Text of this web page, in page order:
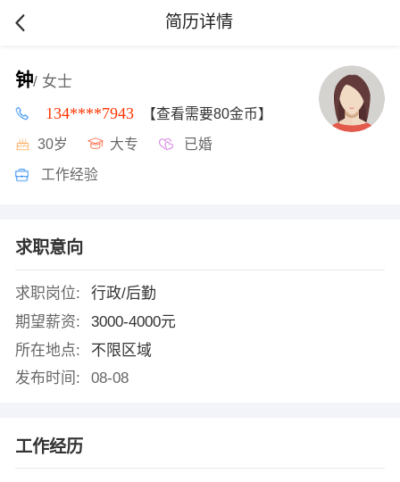
简历详情
钟/ 女士
134****7943 【查看需要80金币】
30岁 大专 已婚
工作经验
求职意向
求职岗位:
行政/后勤
期望薪资:
3000-4000元
所在地点:
不限区域
发布时间:
08-08
工作经历